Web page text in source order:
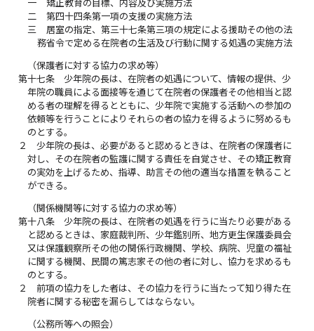
一
矯正教育の目標、内容及び実施方法
二
第四十四条第一項の支援の実施方法
三
居室の指定、第三十七条第三項の規定による援助その他の法
務省令で定める在院者の生活及び行動に関する処遇の実施方法
（保護者に対する協力の求め等）
第十七条
少年院の長は、在院者の処遇について、情報の提供、少
年院の職員による面接等を通じて在院者の保護者その他相当と認
める者の理解を得るとともに、少年院で実施する活動への参加の
依頼等を行うことによりそれらの者の協力を得るように努めるも
のとする。
２
少年院の長は、必要があると認めるときは、在院者の保護者に
対し、その在院者の監護に関する責任を自覚させ、その矯正教育
の実効を上げるため、指導、助言その他の適当な措置を執ること
ができる。
（関係機関等に対する協力の求め等）
第十八条
少年院の長は、在院者の処遇を行うに当たり必要がある
と認めるときは、家庭裁判所、少年鑑別所、地方更生保護委員会
又は保護観察所その他の関係行政機関、学校、病院、児童の福祉
に関する機関、民間の篤志家その他の者に対し、協力を求めるも
のとする。
２
前項の協力をした者は、その協力を行うに当たって知り得た在
院者に関する秘密を漏らしてはならない。
（公務所等への照会）